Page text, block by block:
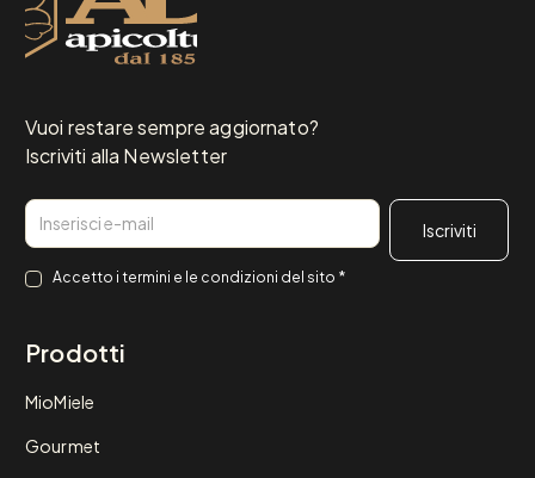
Vuoi restare sempre aggiornato?
Iscriviti alla Newsletter
Email
Consenso
Accetto i termini e le condizioni del sito *
Prodotti
MioMiele
Gourmet